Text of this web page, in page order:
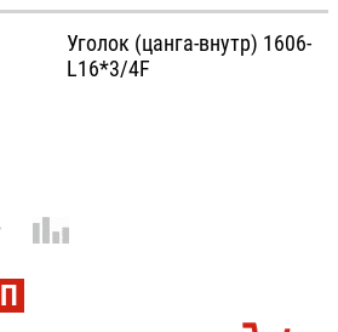
Уголок (цанга-внутр) 1606-
L16*3/4F
П